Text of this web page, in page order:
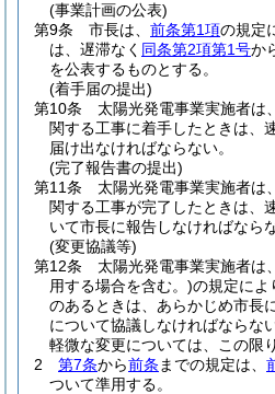
(事業計画の公表)
第9条
市長は、 前条第1項の規定
は、遅滞なく 同条第2項第1号か
を公表するものとする。
(着手届の提出)
第10条
太陽光発電事業実施者は
関する工事に着手したときは、
届け出なければならない。
(完了報告書の提出)
第11条
太陽光発電事業実施者は
関する工事が完了したときは、
いて市長に報告しなければならな
(変更協議等)
第12条
太陽光発電事業実施者は、
用する場合を含む。)の規定によ
のあるときは、あらかじめ市長
について協議しなければならない
軽微な変更については、この限
2
第7条から前条 までの規定は、
ついて準用する。